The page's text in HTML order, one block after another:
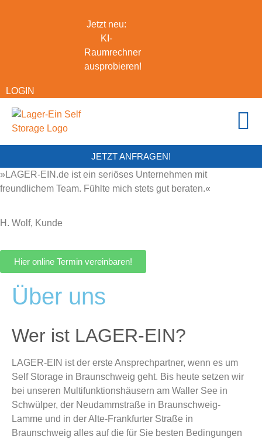
Jetzt neu:
KI-
Raumrechner
ausprobieren!
LOGIN
JETZT ANFRAGEN!
»LAGER-EIN.de ist ein seriöses Unternehmen mit
freundlichem Team. Fühlte mich stets gut beraten.«
H. Wolf, Kunde
Hier online Termin vereinbaren!
Über uns
Wer ist LAGER-EIN?
LAGER-EIN ist der erste Ansprechpartner, wenn es um
Self Storage in Braunschweig geht. Bis heute setzen wir
bei unseren Multifunktionshäusern am Waller See in
Schwülper, der Neudammstraße in Braunschweig-
Lamme und in der Alte-Frankfurter Straße in
Braunschweig alles auf die für Sie besten Bedingungen